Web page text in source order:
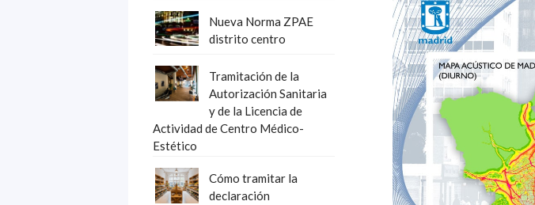
Nueva Norma ZPAE
distrito centro
Tramitación de la
Autorización Sanitaria
y de la Licencia de
Actividad de Centro Médico-
Estético
Cómo tramitar la
declaración